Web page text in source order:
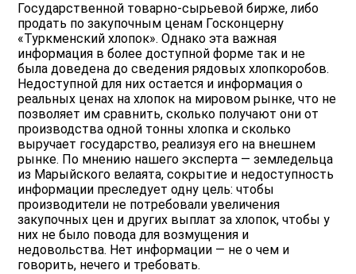
Государственной товарно-сырьевой бирже, либо
продать по закупочным ценам Госконцерну
«Туркменский хлопок». Однако эта важная
информация в более доступной форме так и не
была доведена до сведения рядовых хлопкоробов.
Недоступной для них остается и информация о
реальных ценах на хлопок на мировом рынке, что не
позволяет им сравнить, сколько получают они от
производства одной тонны хлопка и сколько
выручает государство, реализуя его на внешнем
рынке. По мнению нашего эксперта — земледельца
из Марыйского велаята, сокрытие и недоступность
информации преследует одну цель: чтобы
производители не потребовали увеличения
закупочных цен и других выплат за хлопок, чтобы у
них не было повода для возмущения и
недовольства. Нет информации — не о чем и
говорить, нечего и требовать.